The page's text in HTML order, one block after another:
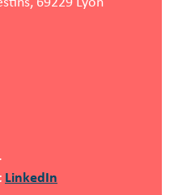
LinkedIn